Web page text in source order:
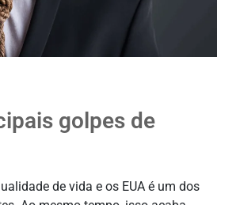
golpes de
de vida e os EUA é um dos